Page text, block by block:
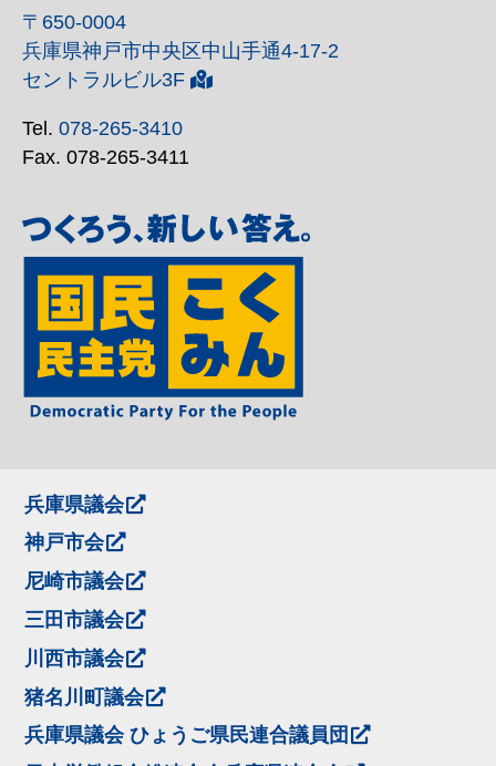
〒650-0004
兵庫県神戸市中央区中山手通4-17-2
セントラルビル3F
Tel. 078-265-3410
Fax. 078-265-3411
兵庫県議会
神戸市会
尼崎市議会
三田市議会
川西市議会
猪名川町議会
兵庫県議会 ひょうご県民連合議員団